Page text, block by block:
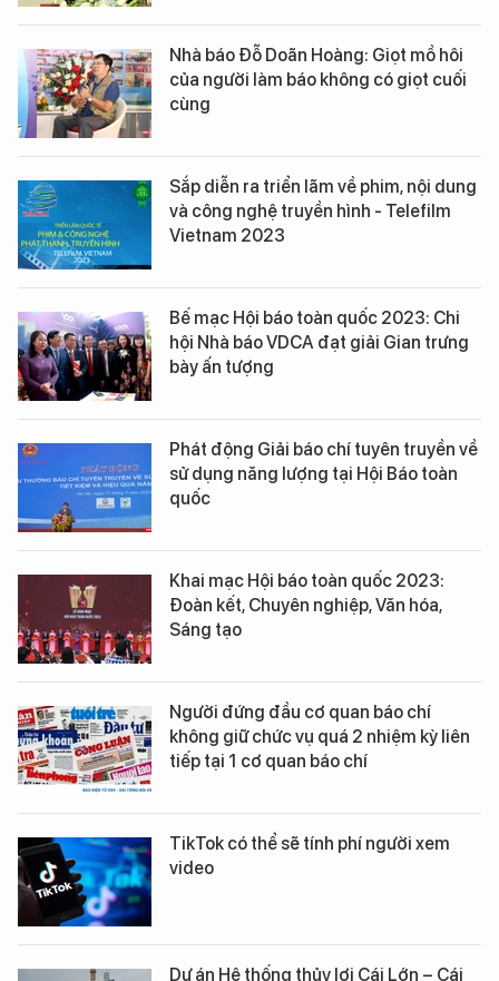
Nhà báo Đỗ Doãn Hoàng: Giọt mồ hôi
của người làm báo không có giọt cuối
cùng
Sắp diễn ra triển lãm về phim, nội dung
và công nghệ truyền hình - Telefilm
Vietnam 2023
Bế mạc Hội báo toàn quốc 2023: Chi
hội Nhà báo VDCA đạt giải Gian trưng
bày ấn tượng
Phát động Giải báo chí tuyên truyền về
sử dụng năng lượng tại Hội Báo toàn
quốc
Khai mạc Hội báo toàn quốc 2023:
Đoàn kết, Chuyên nghiệp, Văn hóa,
Sáng tạo
Người đứng đầu cơ quan báo chí
không giữ chức vụ quá 2 nhiệm kỳ liên
tiếp tại 1 cơ quan báo chí
TikTok có thể sẽ tính phí người xem
video
Dự án Hệ thống thủy lợi Cái Lớn – Cái